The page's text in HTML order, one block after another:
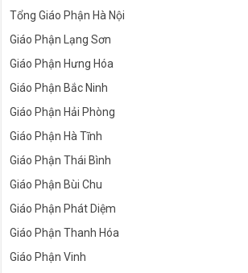
Tổng Giáo Phận Hà Nội
Giáo Phận Lạng Sơn
Giáo Phận Hưng Hóa
Giáo Phận Bắc Ninh
Giáo Phận Hải Phòng
Giáo Phận Hà Tĩnh
Giáo Phận Thái Bình
Giáo Phận Bùi Chu
Giáo Phận Phát Diệm
Giáo Phận Thanh Hóa
Giáo Phận Vinh